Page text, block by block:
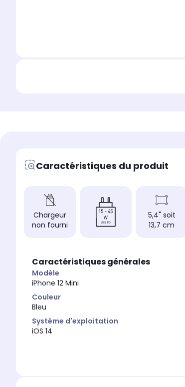
Caractéristiques du produit
Chargeur
non fourni
5,4" soit
13,7 cm
Caractéristiques générales
Modèle
iPhone 12 Mini
Couleur
Bleu
Système d'exploitation
iOS 14